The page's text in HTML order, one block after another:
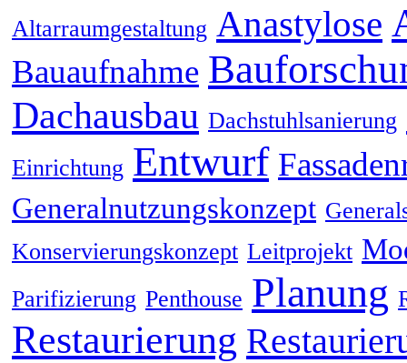
Altarraumgestaltung Anastylose
Bauaufnahme
Dachausbau Dachstuhlsanierung
Einrichtung Entwurf
Generalnutzungskonzept
Konservierungskonzept Leitprojekt
Parifizierung Penthouse Planung
Restaurierung